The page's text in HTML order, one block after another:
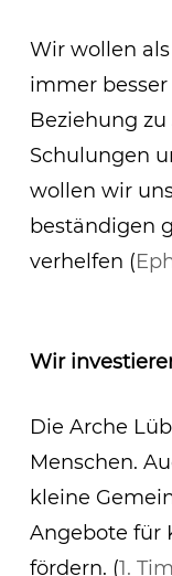
Wir wollen
immer
Beziehung
Schulungen
wollen wir
beständigen
verhelfen (
Wir
Die Arche
Menschen.
kleine
Angebote für
fördern. (1.